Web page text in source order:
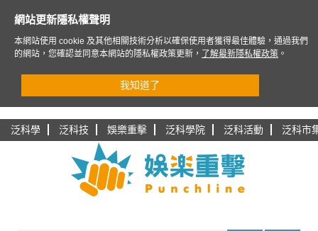
泛科學 泛科技 娛樂重擊 泛科學院 泛科活動 泛科市
網站更新隱私權聲明
本網站使用 cookie 及其他相關技術分析以確保使用者獲得最佳體驗，通過我們
的網站，您確認並同意本網站的隱私權政策更新，
了解最新隱私權政策 。
我知道了